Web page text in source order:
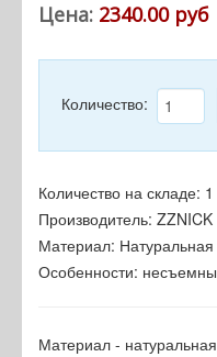
Цена: 2340.00 руб
Количество:
Количество на складе: 1
Производитель: ZZNICK
Материал:
Особенности:
Материал -